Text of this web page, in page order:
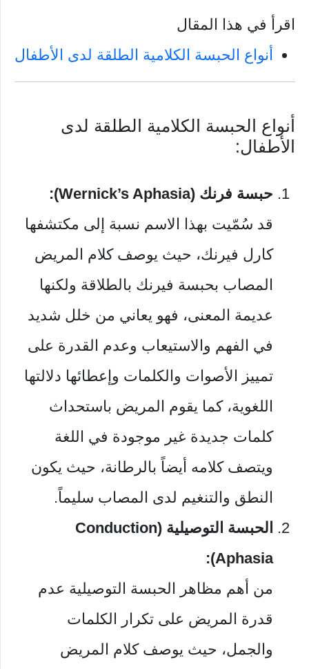
اقرأ في هذا المقال
أنواع الحبسة الكلامية الطلقة لدى الأطفال
أنواع الحبسة الكلامية الطلقة لدى
الأطفال:
حبسة فرنك (Wernick’s Aphasia):
قد سُمّيت بهذا الاسم نسبة إلى مكتشفها
كارل فيرنك، حيث يوصف كلام المريض
المصاب بحبسة فيرنك بالطلاقة ولكنها
عديمة المعنى، فهو يعاني من خلل شديد
في الفهم والاستيعاب وعدم القدرة على
تمييز الأصوات والكلمات وإعطائها دلالتها
اللغوية، كما يقوم المريض باستحداث
كلمات جديدة غير موجودة في اللغة
ويتصف كلامه أيضاً بالرطانة، حيث يكون
النطق والتنغيم لدى المصاب سليماً.
الحبسة التوصيلية (Conduction
Aphasia):
من أهم مظاهر الحبسة التوصيلية عدم
قدرة المريض على تكرار الكلمات
والجمل، حيث يوصف كلام المريض